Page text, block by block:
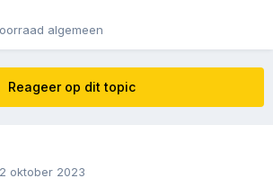
algemeen
Reageer op dit topic
oktober 2023